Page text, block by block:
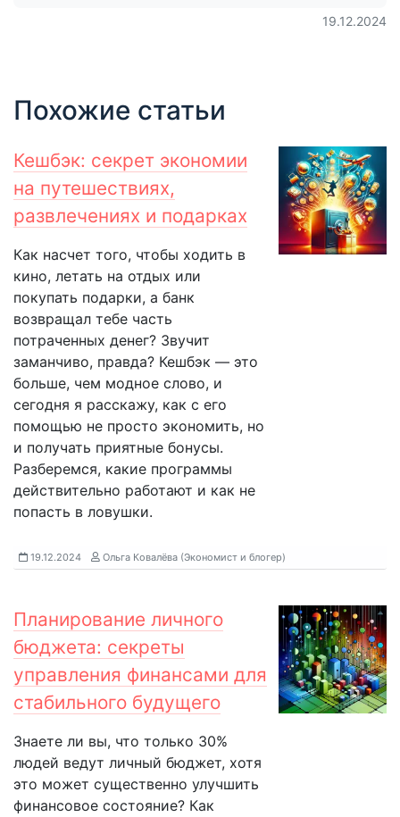
19.12.2024
Похожие статьи
Кешбэк: секрет экономии
на путешествиях,
развлечениях и подарках
Как насчет того, чтобы ходить в
кино, летать на отдых или
покупать подарки, а банк
возвращал тебе часть
потраченных денег? Звучит
заманчиво, правда? Кешбэк — это
больше, чем модное слово, и
сегодня я расскажу, как с его
помощью не просто экономить, но
и получать приятные бонусы.
Разберемся, какие программы
действительно работают и как не
попасть в ловушки.
19.12.2024 Ольга Ковалёва (Экономист и блогер)
Планирование личного
бюджета: секреты
управления финансами для
стабильного будущего
Знаете ли вы, что только 30%
людей ведут личный бюджет, хотя
это может существенно улучшить
финансовое состояние? Как